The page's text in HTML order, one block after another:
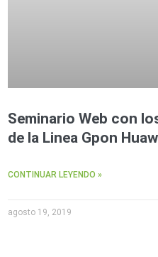
Seminario Web con
de la Linea Gpon
CONTINUAR LEYENDO »
agosto 19, 2019